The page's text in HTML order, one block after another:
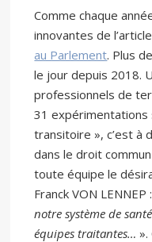
Comme chaque
innovantes de
au Parlement. Plus
le jour depuis 2018.
professionnels de
31 expérimentations
transitoire », c’est à
dans le droit
toute équipe le
Franck VON LENNEP
notre système de
équipes traitantes… ».